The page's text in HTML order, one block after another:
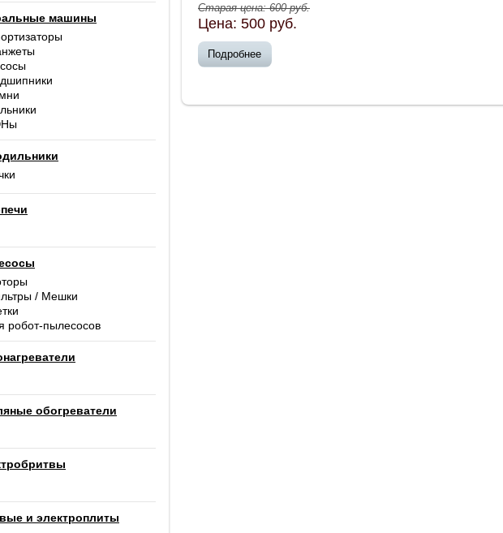
машины
/ Мешки
робот-пылесосов
обогреватели
и электроплиты
Старая цена:600руб.
Цена: 500 руб.
Подробнее